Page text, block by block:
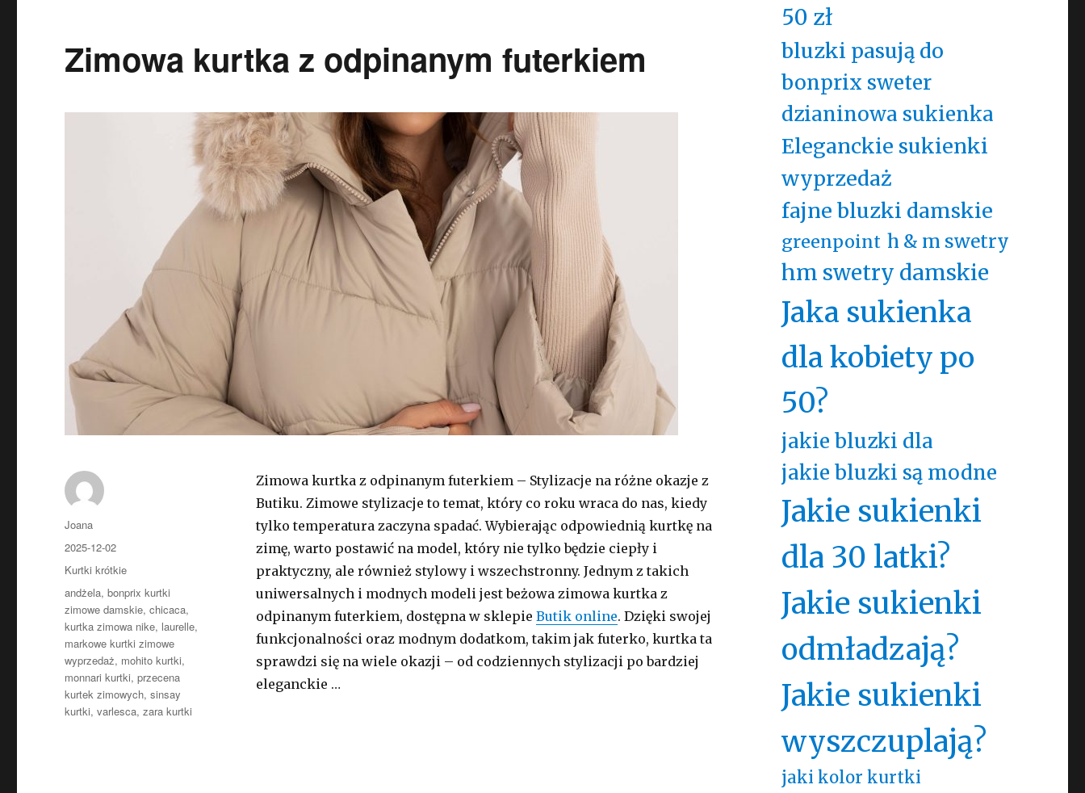
Zimowa kurtka z odpinanym futerkiem
Zimowa kurtka z odpinanym futerkiem – Stylizacje na różne okazje z
Butiku. Zimowe stylizacje to temat, który co roku wraca do nas, kiedy
tylko temperatura zaczyna spadać. Wybierając odpowiednią kurtkę na
zimę, warto postawić na model, który nie tylko będzie ciepły i
praktyczny, ale również stylowy i wszechstronny. Jednym z takich
uniwersalnych i modnych modeli jest beżowa zimowa kurtka z
odpinanym futerkiem, dostępna w sklepie Butik online. Dzięki swojej
funkcjonalności oraz modnym dodatkom, takim jak futerko, kurtka ta
sprawdzi się na wiele okazji – od codziennych stylizacji po bardziej
eleganckie …
Autor
Joana
Opublikowano
2025-12-02
Kategorie
Kurtki krótkie
Tagi
andżela,bonprix kurtki
zimowe damskie,chicaca,
kurtka zimowa nike, laurelle,
markowe kurtki zimowe
wyprzedaż, mohito kurtki,
monnari kurtki,przecena
kurtek zimowych,sinsay
kurtki,varlesca,zara kurtki
50 zł
bluzki pasują do
bonprix sweter
dzianinowa sukienka
Eleganckie sukienki
wyprzedaż
fajne bluzki damskie
greenpoint h & m swetry
hm swetry damskie
Jaka sukienka
dla kobiety po
50?
jakie bluzki dla
jakie bluzki są modne
Jakie sukienki
dla 30 latki?
Jakie sukienki
odmładzają?
Jakie sukienki
wyszczuplają?
jaki kolor kurtki